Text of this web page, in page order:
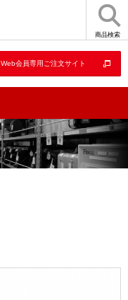
商品検索
Web会員専用ご注文サイト